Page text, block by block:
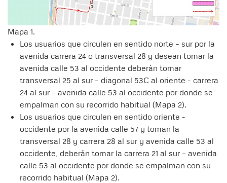
Mapa 1.
Los usuarios que circulen en sentido norte – sur por la
avenida carrera 24 o transversal 28 y desean tomar la
avenida calle 53 al occidente deberán tomar
transversal 25 al sur – diagonal 53C al oriente - carrera
24 al sur – avenida calle 53 al occidente por donde se
empalman con su recorrido habitual (Mapa 2).
Los usuarios que circulen en sentido oriente -
occidente por la avenida calle 57 y toman la
transversal 28 y carrera 28 al sur y avenida calle 53 al
occidente, deberán tomar la carrera 21 al sur – avenida
calle 53 al occidente por donde se empalman con su
recorrido habitual (Mapa 2).